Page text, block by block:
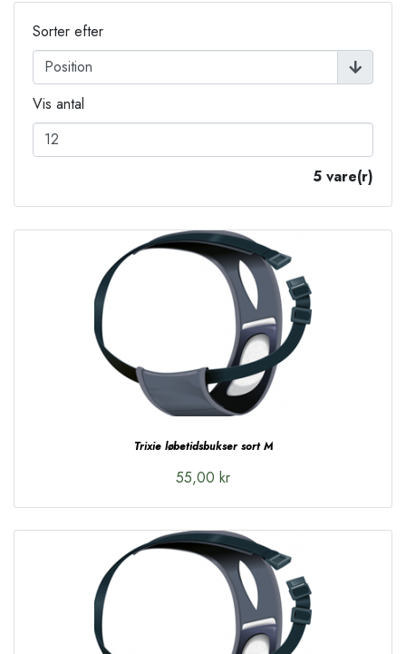
Sorter efter
Vis antal
5 vare(r)
Trixie løbetidsbukser sort M
55,00 kr